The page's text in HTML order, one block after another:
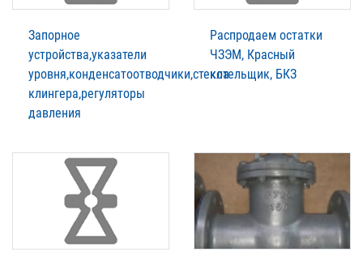
Запорное
устройства,указатели
уровня,конденсатоотводчики,стекла
клингера,регуляторы
давления
Распродаем остатки
ЧЗЭМ, Красный
котельщик, БКЗ